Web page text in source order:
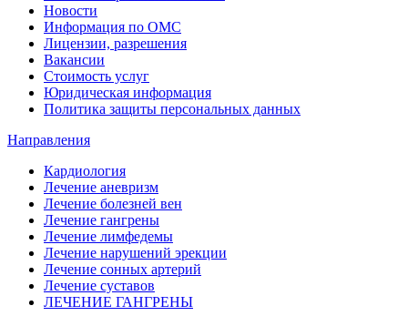
Новости
Информация по ОМС
Лицензии, разрешения
Вакансии
Стоимость услуг
Юридическая информация
Политика защиты персональных данных
Направления
Кардиология
Лечение аневризм
Лечение болезней вен
Лечение гангрены
Лечение лимфедемы
Лечение нарушений эрекции
Лечение сонных артерий
Лечение суставов
ЛЕЧЕНИЕ ГАНГРЕНЫ